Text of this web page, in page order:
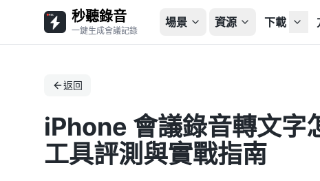
秒聽錄音
一鍵生成會議記錄
場景 資源 下載
返回
iPhone 會議錄音轉文
工具評測與實戰指南